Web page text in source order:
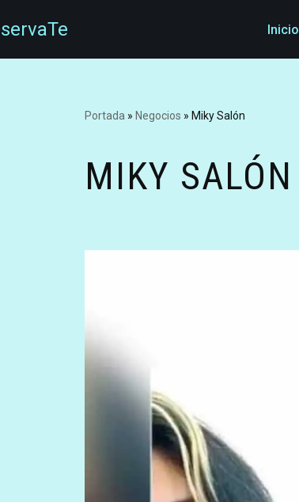
Inicio
Portada » Negocios » Miky Salón
MIKY SALÓN